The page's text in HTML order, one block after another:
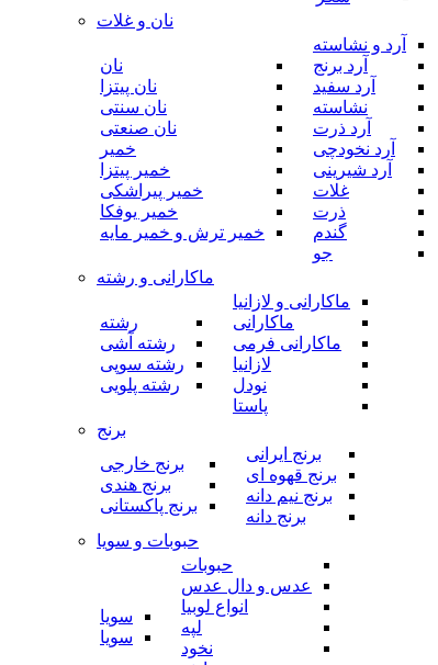
نان و غلات
آرد و نشاسته
آرد برنج
آرد سفید
نشاسته
آرد ذرت
آرد نخودچی
آرد شیرینی
غلات
ذرت
گندم
جو
نان
نان پیتزا
نان سنتی
نان صنعتی
خمیر
خمیر پیتزا
خمیر پیراشکی
خمیر یوفکا
خمیر ترش و خمیر مایه
ماکارانی و رشته
ماکارانی و لازانیا
ماکارانی
ماکارانی فرمی
لازانیا
نودل
پاستا
رشته
رشته آشی
رشته سوپی
رشته پلویی
برنج
برنج ایرانی
برنج قهوه ای
برنج نیم دانه
برنج دانه
برنج خارجی
برنج هندی
برنج پاکستانی
حبوبات و سویا
حبوبات
عدس و دال عدس
انواع لوبیا
لپه
نخود
سویا
سویا